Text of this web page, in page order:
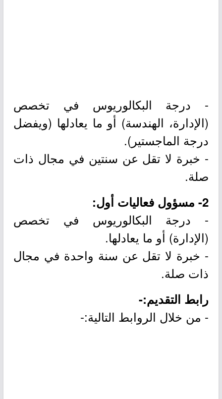
- درجة البكالوريوس في تخصص
(الإدارة، الهندسة) أو ما يعادلها (ويفضل
درجة الماجستير).
- خبرة لا تقل عن سنتين في مجال ذات
صلة.
2- مسؤول فعاليات أول:
- درجة البكالوريوس في تخصص
(الإدارة) أو ما يعادلها.
- خبرة لا تقل عن سنة واحدة في مجال
ذات صلة.
رابط التقديم:-
- من خلال الروابط التالية:-